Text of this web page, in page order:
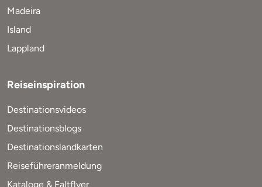
Madeira
Island
Lappland
Reiseinspiration
Destinationsvideos
Destinationsblogs
Destinationslandkarten
Reiseführeranmeldung
Kataloge & Faltflyer